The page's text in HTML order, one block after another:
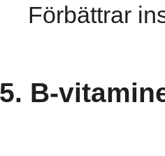
Förbättrar
5. B-